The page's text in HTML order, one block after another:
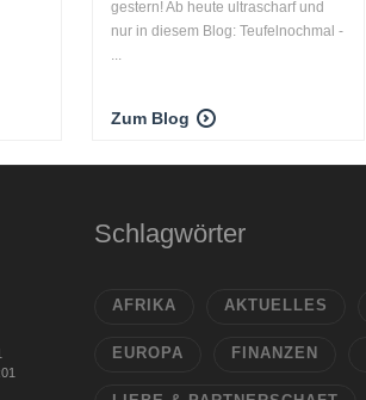
gestern! Ab heute ultrascharf und
nur in diesem Blog: Teufelnochmal -
...
Zum Blog
Schlagwörter
AFRIKA AKTUELLES
EUROPA FINANZEN